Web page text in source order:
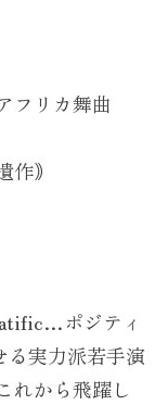
フリカ舞曲
｠
ポジティ
る実力派若手演
れから飛躍し